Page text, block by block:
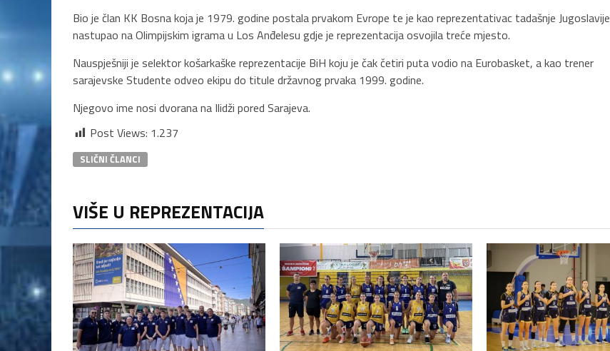
Bio je član KK Bosna koja je 1979. godine postala prvakom Evrope te je kao reprezentativac tadašnje Jugoslavije
nastupao na Olimpijskim igrama u Los Anđelesu gdje je reprezentacija osvojila treće mjesto.
Nauspješniji je selektor košarkaške reprezentacije BiH koju je čak četiri puta vodio na Eurobasket, a kao trener
sarajevske Studente odveo ekipu do titule državnog prvaka 1999. godine.
Njegovo ime nosi dvorana na Ilidži pored Sarajeva.
Post Views: 1.237
SLIČNI ČLANCI
VIŠE U REPREZENTACIJA